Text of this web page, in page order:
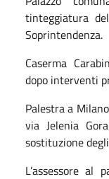
tinteggiatura
Soprintendenza.
Caserma
dopo interventi
Palestra a
via Jelenia
sostituzione
L’assessore